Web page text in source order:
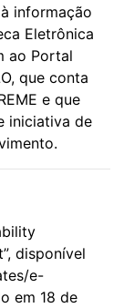
informação
Eletrônica
ao Portal
que conta
e que
iniciativa de
disponível
e-
em 18 de